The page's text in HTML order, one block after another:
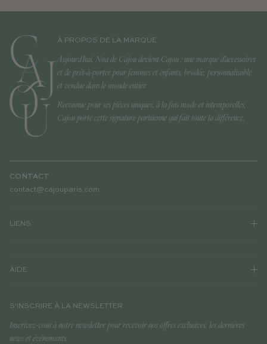
À PROPOS DE LA MARQUE
Aujourd'hui, Noa de Cajou devient Cajou : une marque d'accessoires
et de prêt-à-porter pour femmes et enfants, brodée, personnalisable
et vendue dans le monde entier.
Reconnue pour ses pièces uniques, à la fois mode et intemporelles,
Cajou porte cette signature parisienne qui fait toute la différence.
CONTACT
contact@cajouparis.com
LIENS
AIDE
S'INSCRIRE À LA NEWSLETTER
Inscrivez-vous à notre newsletter pour recevoir nos offres exclusives, les dernières
news et événements.